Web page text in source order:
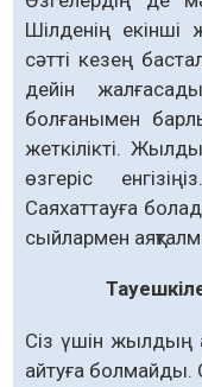
Шілденің екінші
сәтті кезең
дейін
болғанымен
жеткілікті.
өзгеріс
Саяхаттауға
сыйлармен
Сіз үшін жылдың
айтуға болмайды.